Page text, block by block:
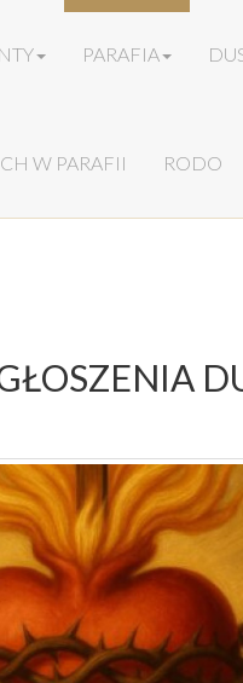
PARAFIA
W PARAFII RODO